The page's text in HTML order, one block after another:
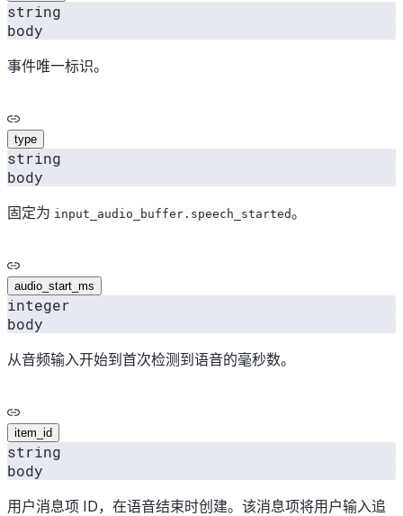
string
body
事件唯一标识。
type
string
body
固定为 input_audio_buffer.speech_started。
audio_start_ms
integer
body
从音频输入开始到首次检测到语音的毫秒数。
item_id
string
body
用户消息项 ID，在语音结束时创建。该消息项将用户输入追